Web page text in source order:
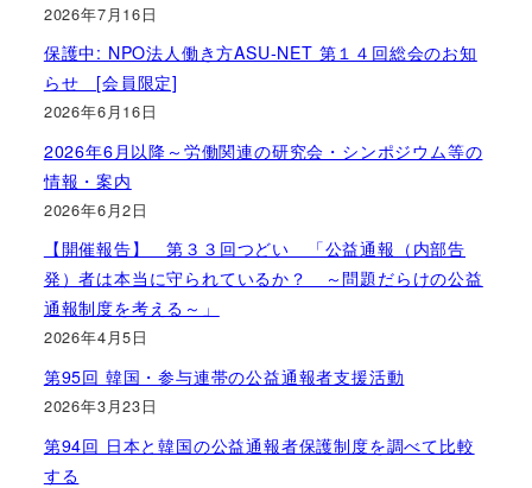
2026年7月16日
保護中: NPO法人働き方ASU-NET 第１４回総会のお知
らせ [会員限定]
2026年6月16日
2026年6月以降～労働関連の研究会・シンポジウム等の
情報・案内
2026年6月2日
【開催報告】 第３３回つどい 「公益通報（内部告
発）者は本当に守られているか？ ～問題だらけの公益
通報制度を考える～」
2026年4月5日
第95回 韓国・参与連帯の公益通報者支援活動
2026年3月23日
第94回 日本と韓国の公益通報者保護制度を調べて比較
する